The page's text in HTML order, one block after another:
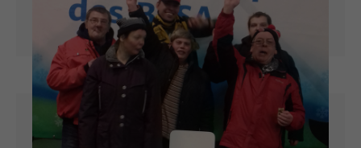
Sheila und Honey vom Malteser
Besuchsdienst gehören zu den regelmäßigen
Besuchern in der Villa Aura und der Villa
Terra. Mit ihrem Frauchen Birgit Möpert